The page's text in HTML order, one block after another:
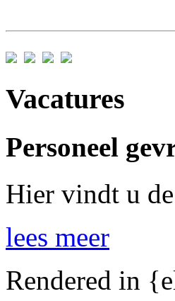
Vacatures
Personeel
Hier vindt u
lees meer
Rendered in